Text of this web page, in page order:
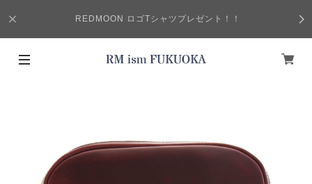
REDMOON ロゴTシャツプレゼント！！